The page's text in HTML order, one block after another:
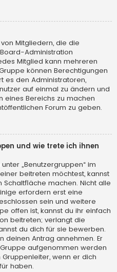
Mitgliedern, die die
Administration
Mitglied kann mehreren
können Berechtigungen
es den Administratoren,
auf einmal zu ändern und
eines Bereichs zu machen
Forum zu geben.
und wie trete ich ihnen
„Benutzergruppen“ im
beitreten möchtest, kannst
machen. Nicht alle
erfordern erst eine
sein und weitere
offen ist, kannst du ihr einfach
beitreten; verlangt die
du dich für sie bewerben.
deinen Antrag annehmen. Er
aufgenommen werden
wenn er dich
haben.